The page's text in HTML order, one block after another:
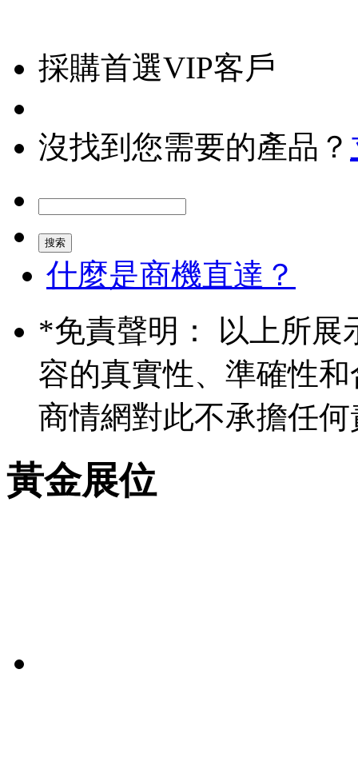
採購首選VIP客戶
沒找到您需要的產品？
什麼是商機直達？
*免責聲明： 以上所展
容的真實性、準確性
商情網對此不承擔任何
黃金展位